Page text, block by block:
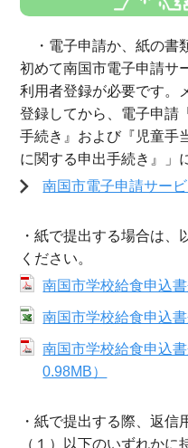
・電子申請か、紙の書
初めて南国市電子申請サ
利用者登録が必要です。
登録してから、電子申請
手続き』および『児童手
に関する申出手続き』」
南国市電子申請サー
・紙で提出する場合は、
ください。
南国市学校給食申込
南国市学校給食申込
南国市学校給食申込
0.98MB）
・紙で提出する際、返信
（１）以下のいずれかに